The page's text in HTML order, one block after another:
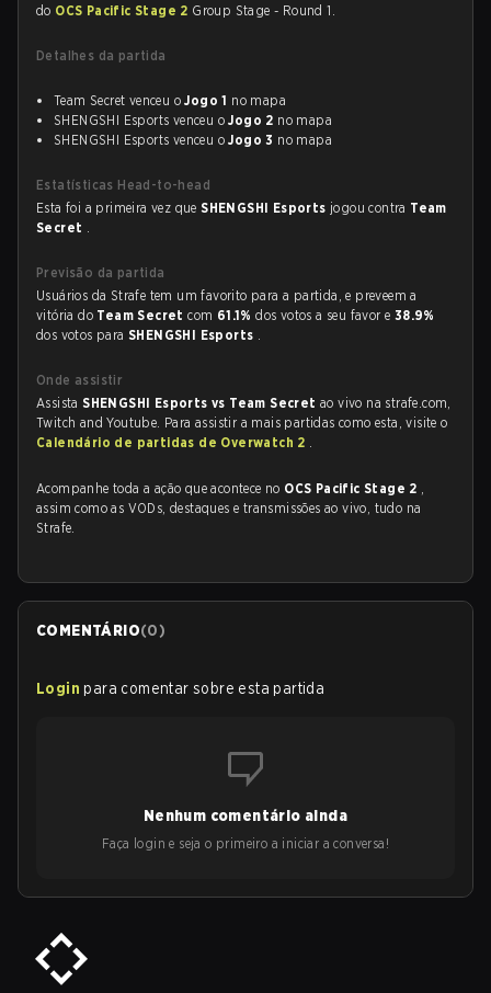
do OCS Pacific Stage 2 Group Stage - Round 1.
Detalhes da partida
Team Secret venceu oJogo 1 no mapa
SHENGSHI Esports venceu oJogo 2 no mapa
SHENGSHI Esports venceu oJogo 3 no mapa
Estatísticas Head-to-head
Esta foi a primeira vez queSHENGSHI Esports jogou contra Team
Secret .
Previsão da partida
Usuários da Strafe tem um favorito para a partida, e preveem a
vitória do Team Secretcom 61.1%dos votos a seu favor e 38.9%
dos votos para SHENGSHI Esports .
Onde assistir
AssistaSHENGSHI Esports vs Team Secretao vivo na strafe.com,
Twitch and Youtube. Para assistir a mais partidas como esta, visite o
Calendário de partidas de Overwatch 2 .
Acompanhe toda a ação que acontece no OCS Pacific Stage 2 ,
assim como as VODs, destaques e transmissões ao vivo, tudo na
Strafe.
COMENTÁRIO(0)
Login para comentar sobre esta partida
Nenhum comentário ainda
Faça login e seja o primeiro a iniciar a conversa!